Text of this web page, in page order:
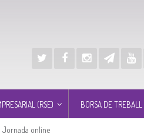
(RSE) BORSA DE TREBALL
Jornada online